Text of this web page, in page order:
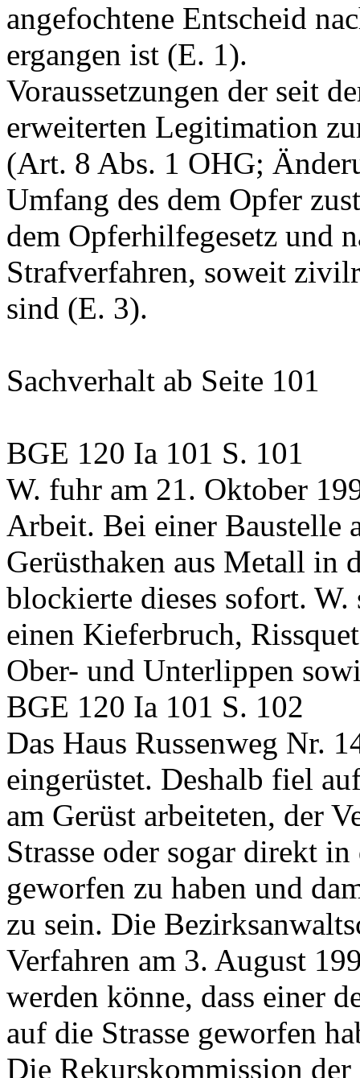
angefochtene Entscheid
ergangen ist (E. 1).
Voraussetzungen der seit
erweiterten Legitimation
(Art. 8 Abs. 1 OHG;
Umfang des dem Opfer
dem Opferhilfegesetz und
Strafverfahren, soweit
sind (E. 3).
Sachverhalt ab Seite 101
BGE 120 Ia 101 S. 101
W. fuhr am 21. Oktober
Arbeit. Bei einer Baustelle
Gerüsthaken aus Metall in
blockierte dieses sofort.
einen Kieferbruch,
Ober- und Unterlippen
BGE 120 Ia 101 S. 102
Das Haus Russenweg Nr.
eingerüstet. Deshalb fiel
am Gerüst arbeiteten, der
Strasse oder sogar direkt
geworfen zu haben und
zu sein. Die
Verfahren am 3. August
werden könne, dass einer
auf die Strasse geworfen
Die Rekurskommission der